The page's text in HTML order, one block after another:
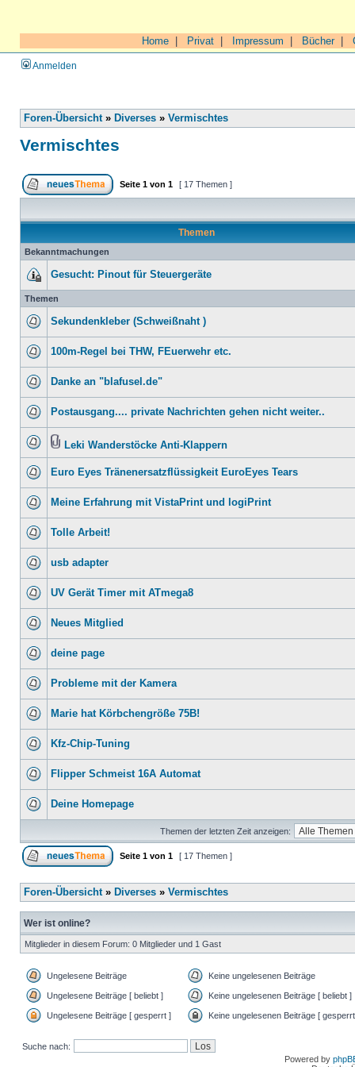
Home Privat Impressum Bücher|
Anmelden
Foren-Übersicht» Diverses » Vermischtes
Vermischtes
Seite 1 von 1 [ 17 Themen ]
Themen
Bekanntmachungen
Gesucht: Pinout für Steuergeräte
Themen
Sekundenkleber (Schweißnaht )
100m-Regel bei THW, FEuerwehr etc.
Danke an "blafusel.de"
Postausgang.... private Nachrichten gehen nicht weiter..
Leki Wanderstöcke Anti-Klappern
Euro Eyes Tränenersatzflüssigkeit EuroEyes Tears
Meine Erfahrung mit VistaPrint und logiPrint
Tolle Arbeit!
usb adapter
UV Gerät Timer mit ATmega8
Neues Mitglied
deine page
Probleme mit der Kamera
Marie hat Körbchengröße 75B!
Kfz-Chip-Tuning
Flipper Schmeist 16A Automat
Deine Homepage
Themen der letzten Zeit anzeigen:
Seite 1 von 1 [ 17 Themen ]
Foren-Übersicht» Diverses » Vermischtes
Wer ist online?
Mitglieder in diesem Forum: 0 Mitglieder und 1 Gast
Ungelesene Beiträge Keine ungelesenen Beiträge
Ungelesene Beiträge [ beliebt ] Keine ungelesenen Beiträge [ beliebt ]
Ungelesene Beiträge [ gesperrt ] Keine ungelesenen Beiträge [
Suche nach:
Powered by